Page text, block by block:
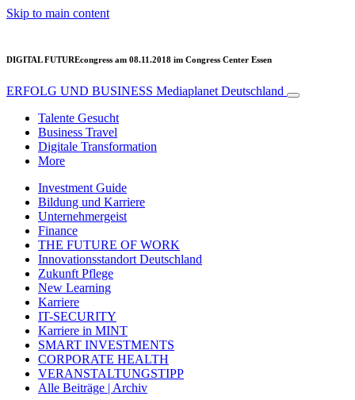
Skip to main content
DIGITAL FUTUREcongress am 08.11.2018 im Congress Center Essen
ERFOLG UND BUSINESS Mediaplanet Deutschland
Talente Gesucht
Business Travel
Digitale Transformation
More
Investment Guide
Bildung und Karriere
Unternehmergeist
Finance
THE FUTURE OF WORK
Innovationsstandort Deutschland
Zukunft Pflege
New Learning
Karriere
IT-SECURITY
Karriere in MINT
SMART INVESTMENTS
CORPORATE HEALTH
VERANSTALTUNGSTIPP
Alle Beiträge | Archiv